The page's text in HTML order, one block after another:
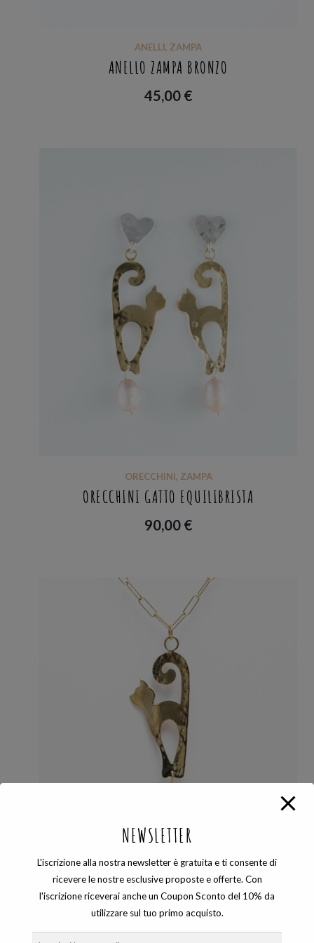
ANELLI, ZAMPA
ANELLO ZAMPA BRONZO
45,00 €
ORECCHINI, ZAMPA
ORECCHINI GATTO EQUILIBRISTA
90,00 €
COLLANA GATTO EQUILIBRISTA
NEWSLETTER
L'iscrizione alla nostra newsletter è gratuita e ti consente di
ricevere le nostre esclusive proposte e offerte. Con
l'iscrizione riceverai anche un Coupon Sconto del 10% da
utilizzare sul tuo primo acquisto.